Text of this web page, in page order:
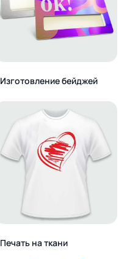
Изготовление бейджей
Печать на ткани